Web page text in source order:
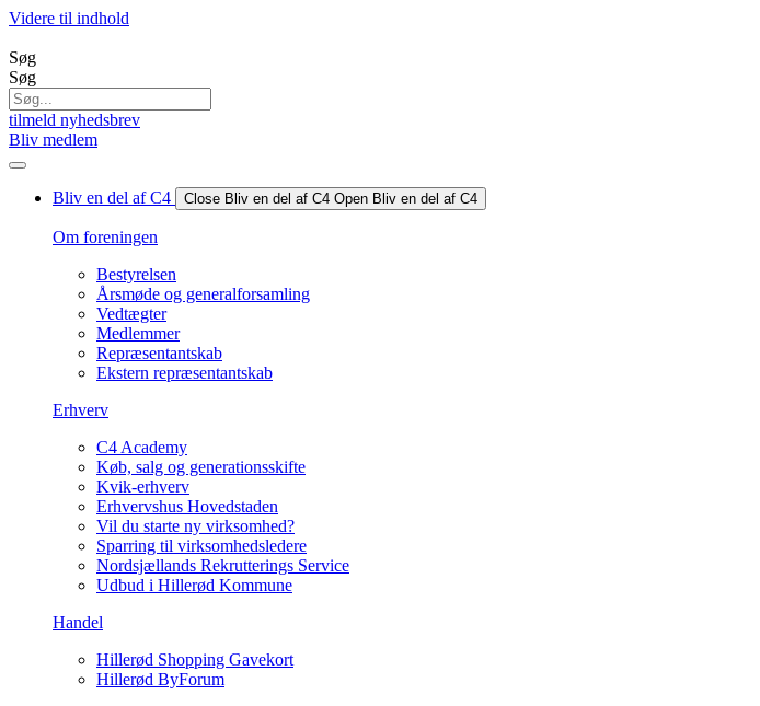
Videre til indhold
Søg
Søg
tilmeld nyhedsbrev
Bliv medlem
Bliv en del af C4 Close Bliv en del af C4 Open Bliv en del af C4
Om foreningen
Bestyrelsen
Årsmøde og generalforsamling
Vedtægter
Medlemmer
Repræsentantskab
Ekstern repræsentantskab
Erhverv
C4 Academy
Køb, salg og generationsskifte
Kvik-erhverv
Erhvervshus Hovedstaden
Vil du starte ny virksomhed?
Sparring til virksomhedsledere
Nordsjællands Rekrutterings Service
Udbud i Hillerød Kommune
Handel
Hillerød Shopping Gavekort
Hillerød ByForum